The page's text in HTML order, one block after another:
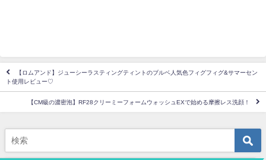
【ロムアンド】ジューシーラスティングティントのブルベ人気色フィグフィグ&サマーセン
ト使用レビュー♡
【CM級の濃密泡】RF28クリーミーフォームウォッシュEXで始める摩擦レス洗顔！